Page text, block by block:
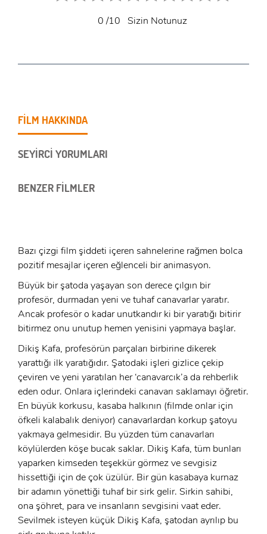
x
x
ÜYE OL
0/10 Sizin Notunuz
FİLM HAKKINDA
SEYİRCİ YORUMLARI
BENZER FİLMLER
Bazı çizgi film şiddeti içeren sahnelerine rağmen bolca
pozitif mesajlar içeren eğlenceli bir animasyon.
Büyük bir şatoda yaşayan son derece çılgın bir
profesör, durmadan yeni ve tuhaf canavarlar yaratır.
Ancak profesör o kadar unutkandır ki bir yaratığı bitirir
bitirmez onu unutup hemen yenisini yapmaya başlar.
Dikiş Kafa, profesörün parçaları birbirine dikerek
yarattığı ilk yaratığıdır. Şatodaki işleri gizlice çekip
çeviren ve yeni yaratılan her ‘canavarcık’a da rehberlik
eden odur. Onlara içlerindeki canavarı saklamayı öğretir.
En büyük korkusu, kasaba halkının (filmde onlar için
öfkeli kalabalık deniyor) canavarlardan korkup şatoyu
yakmaya gelmesidir. Bu yüzden tüm canavarları
köylülerden köşe bucak saklar. Dikiş Kafa, tüm bunları
yaparken kimseden teşekkür görmez ve sevgisiz
hissettiği için de çok üzülür. Bir gün kasabaya kurnaz
bir adamın yönettiği tuhaf bir sirk gelir. Sirkin sahibi,
ona şöhret, para ve insanların sevgisini vaat eder.
Sevilmek isteyen küçük Dikiş Kafa, şatodan ayrılıp bu